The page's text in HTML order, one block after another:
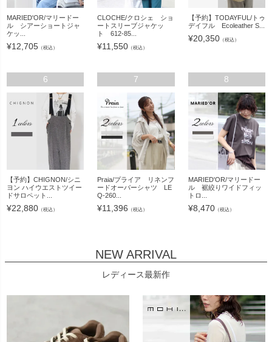
MARIED'OR/マリードー
ル シアーショートジャ
ケッ...
¥12,705 （税込）
CLOCHE/クロシェ ショ
ートスリーブジャケッ
ト 612-85...
¥11,550 （税込）
【予約】TODAYFUL/トゥ
デイフル Ecoleather S...
¥20,350（税込）
6
【予約】CHIGNON/シニ
ヨン ハイウエストツイー
ドサロペット...
¥22,880 （税込）
7
Praia/プライア リネンフ
ードオーバーシャツ LE
Q-260...
¥11,396 （税込）
8
MARIED'OR/マリードー
ル 裾絞りワイドフィッ
トロ...
¥8,470（税込）
NEW ARRIVAL
レディース最新作